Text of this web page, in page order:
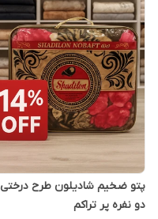
پتو ضخیم شادیلون طرح درختی
دو نفره پر تراکم